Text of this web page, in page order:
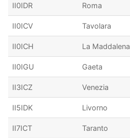
II0IDR Roma
II0ICV Tavolara
II0ICH La Maddalena
II0IGU Gaeta
II3ICZ Venezia
II5IDK Livorno
II7ICT Taranto